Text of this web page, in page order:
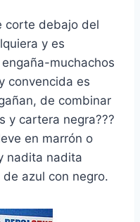
corte debajo del
y es
muchachos
convencida es
de combinar
y cartera negra???
en marrón o
nadita nadita
azul con negro.